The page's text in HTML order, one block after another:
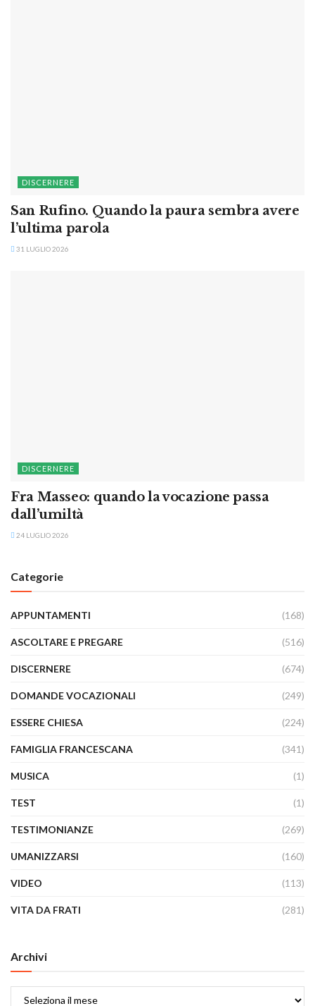
DISCERNERE
San Rufino. Quando la paura sembra avere
l’ultima parola
31 LUGLIO 2026
DISCERNERE
Fra Masseo: quando la vocazione passa
dall’umiltà
24 LUGLIO 2026
Categorie
APPUNTAMENTI (168)
ASCOLTARE E PREGARE (516)
DISCERNERE (674)
DOMANDE VOCAZIONALI (249)
ESSERE CHIESA (224)
FAMIGLIA FRANCESCANA (341)
MUSICA (1)
TEST (1)
TESTIMONIANZE (269)
UMANIZZARSI (160)
VIDEO (113)
VITA DA FRATI (281)
Archivi